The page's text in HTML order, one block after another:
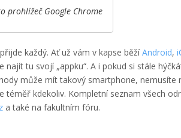
prohlížeč Google Chrome
každý. Ať už vám v kapse běžíAndroid,
najít tu svojí „appku“. A i pokud si stále
může mít takový smartphone, nemusíte
téměř kdekoliv. Kompletní seznam všech
a také na fakultním fóru.